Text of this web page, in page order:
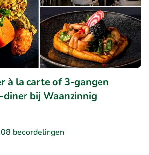
à la carte of 3-gangen
bij Waanzinnig
beoordelingen